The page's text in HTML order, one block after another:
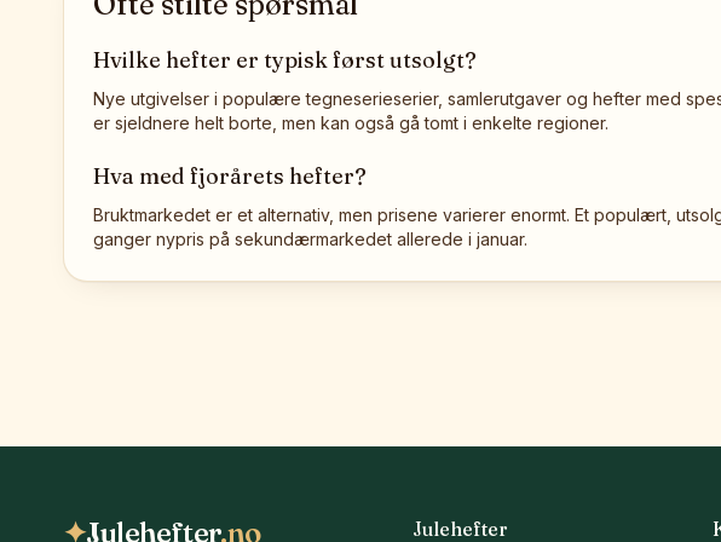
Hvilke hefter er typisk først utsolgt?
Nye utgivelser i populære tegneserieserier, samlerutgaver og hefter med
er sjeldnere helt borte, men kan også gå tomt i enkelte regioner.
Hva med fjorårets hefter?
Bruktmarkedet er et alternativ, men prisene varierer enormt. Et populært,
ganger nypris på sekundærmarkedet allerede i januar.
✦Julehefter.no Julehefter